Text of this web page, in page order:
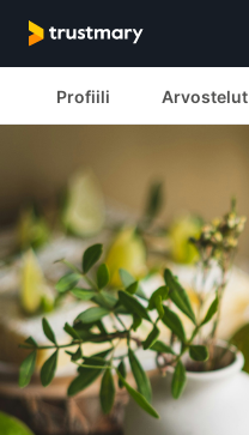
Profiili Arvostelut